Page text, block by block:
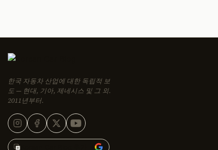
한국 자동차 산업에 대한 독립적 보
도 — 현대, 기아, 제네시스 및 그 외.
2011년부터.
Korean Car Blog 추가 →